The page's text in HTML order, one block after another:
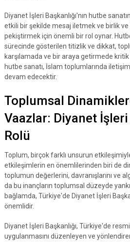
Diyanet İşleri Başkanlığı'nın hutbe
etkili bir şekilde mesaj iletmek ve birlik ve
pekiştirmek için önemli bir rol oynar.
sürecinde gösterilen titizlik ve dikkat,
karşılamada ve bir araya getirmede
hutbe sanatı, İslam toplumlarında
devam edecektir.
Toplumsal
Vaazlar: Diyanet İşleri
Rolü
Toplum, birçok farklı unsurun
etkileşimlerin en önemlilerinden biri de
toplumun değerlerini, davranışlarını ve
da bu inançların toplumsal düzeyde
bağlamda, Türkiye'de Diyanet İşleri
önemlidir.
Diyanet İşleri Başkanlığı, Türkiye'de
uygulanmasını düzenleyen ve